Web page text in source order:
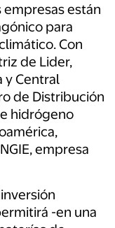
empresas están
para
Con
de Lider,
y Central
de Distribución
hidrógeno
empresa
-en una